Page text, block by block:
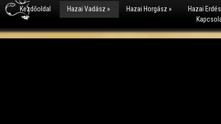
Kezdőoldal Hazai Vadász » Hazai Horgász »
Hazai